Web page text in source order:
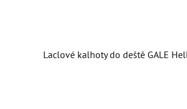
Laclové kalhoty do deště GALE